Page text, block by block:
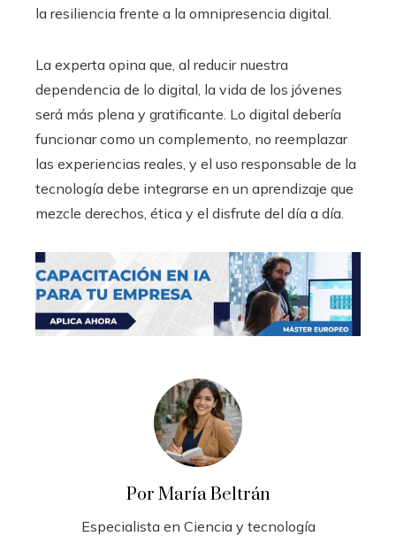
la resiliencia frente a la omnipresencia digital.
La experta opina que, al reducir nuestra
dependencia de lo digital, la vida de los jóvenes
será más plena y gratificante. Lo digital debería
funcionar como un complemento, no reemplazar
las experiencias reales, y el uso responsable de la
tecnología debe integrarse en un aprendizaje que
mezcle derechos, ética y el disfrute del día a día.
Por María Beltrán
Especialista en Ciencia y tecnología